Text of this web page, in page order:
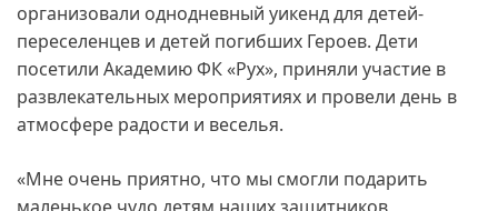
организовали однодневный уикенд для детей-
переселенцев и детей погибших Героев. Дети
посетили Академию ФК «Рух», приняли участие в
развлекательных мероприятиях и провели день в
атмосфере радости и веселья.
«Мне очень приятно, что мы смогли подарить